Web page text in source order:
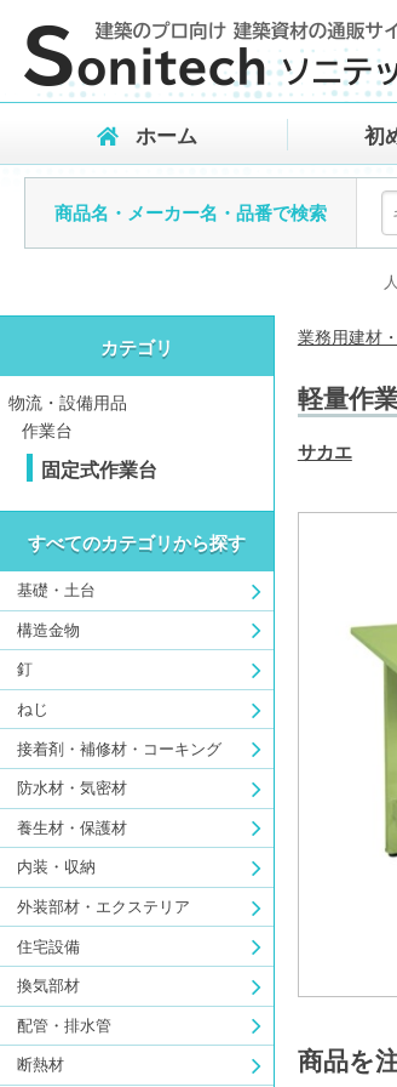
ホーム 初
商品名・メーカー名・品番で検索
カテゴリ
物流・設備用品
作業台
固定式作業台
すべてのカテゴリから探す
基礎・土台
構造金物
釘
ねじ
接着剤・補修材・コーキング
防水材・気密材
養生材・保護材
内装・収納
外装部材・エクステリア
住宅設備
換気部材
配管・排水管
断熱材
業務用建材
軽量作
サカエ
商品を